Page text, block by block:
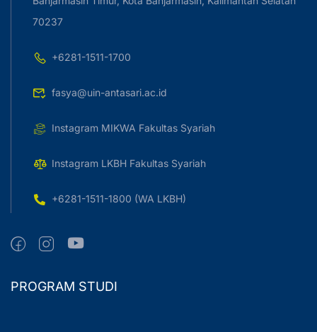
70237
+6281-1511-1700
fasya@uin-antasari.ac.id
Instagram MIKWA Fakultas Syariah
Instagram LKBH Fakultas Syariah
+6281-1511-1800 (WA LKBH)
PROGRAM STUDI